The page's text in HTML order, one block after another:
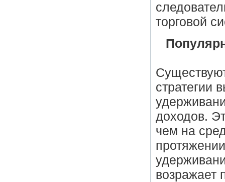
торговой
стратегии
доходов.
чем на
возражает